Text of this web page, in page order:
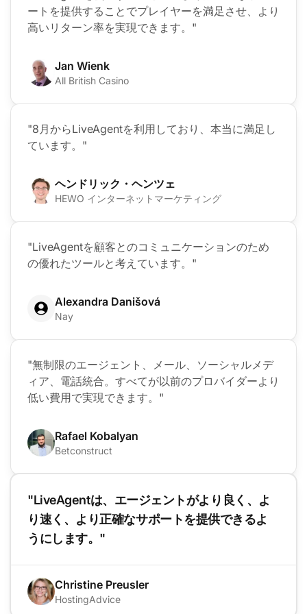
ートを提供することでプレイヤーを満足させ、より
高いリターン率を実現できます。"
Jan Wienk
All British Casino
"8月からLiveAgentを利用しており、本当に満足し
ています。"
ヘンドリック・ヘンツェ
HEWO インターネットマーケティング
"LiveAgentを顧客とのコミュニケーションのため
の優れたツールと考えています。"
Alexandra Danišová
Nay
"無制限のエージェント、メール、ソーシャルメデ
ィア、電話統合。すべてが以前のプロバイダーより
低い費用で実現できます。"
Rafael Kobalyan
Betconstruct
"LiveAgentは、エージェントがより良く、よ
り速く、より正確なサポートを提供できるよ
うにします。"
Christine Preusler
HostingAdvice